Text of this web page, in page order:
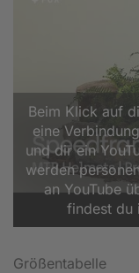
Beim Klick auf
eine
und dir ein
werden
an YouTube
findest du
Größentabelle